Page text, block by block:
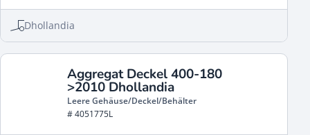
Dhollandia
Aggregat Deckel 400-180
>2010 Dhollandia
Leere Gehäuse/Deckel/Behälter
# 4051775L